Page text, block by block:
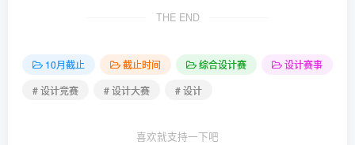
THE END
10月截止 截止时间 综合设计赛
设计赛事
# 设计竞赛
# 设计大赛 # 设计
喜欢就支持一下吧